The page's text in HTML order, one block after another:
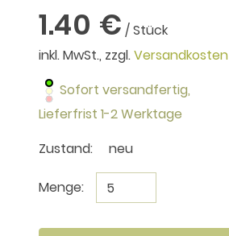
1.40 € / Stück
inkl. MwSt., zzgl.Versandkosten
Sofort versandfertig,
Lieferfrist 1-2 Werktage
Zustand:
neu
Menge: